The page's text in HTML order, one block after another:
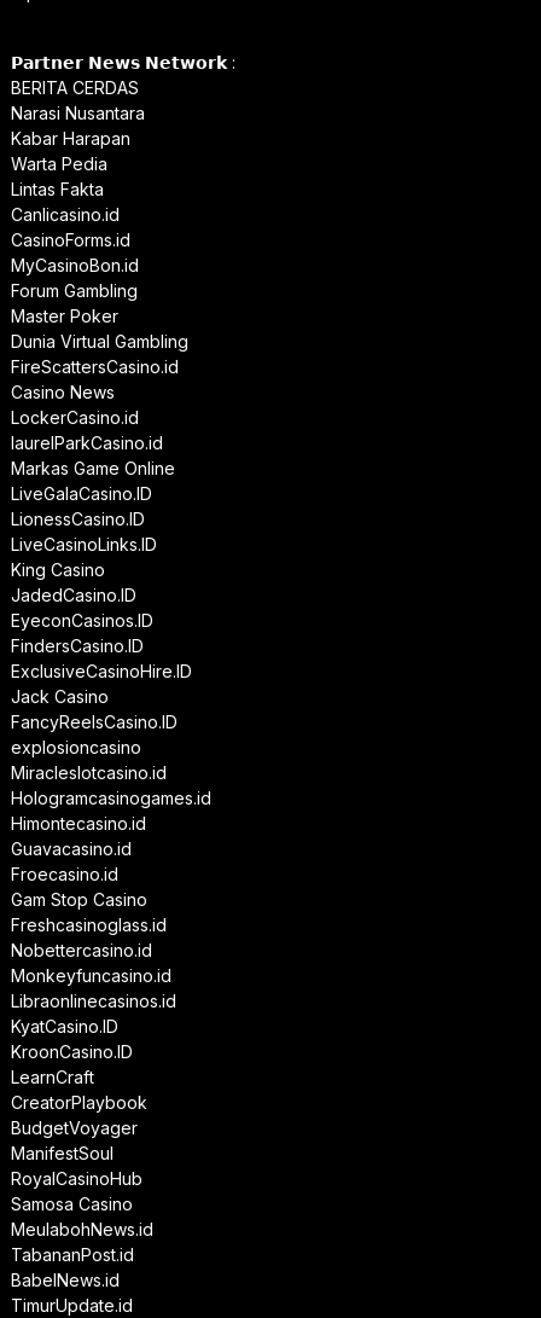
𝗣𝗮𝗿𝘁𝗻𝗲𝗿 𝗡𝗲𝘄𝘀 𝗡𝗲𝘁𝘄𝗼𝗿𝗸 :
BERITA CERDAS
Narasi Nusantara
Kabar Harapan
Warta Pedia
Lintas Fakta
Canlicasino.id
CasinoForms.id
MyCasinoBon.id
Forum Gambling
Master Poker
Dunia Virtual Gambling
FireScattersCasino.id
Casino News
LockerCasino.id
laurelParkCasino.id
Markas Game Online
LiveGalaCasino.ID
LionessCasino.ID
LiveCasinoLinks.ID
King Casino
JadedCasino.ID
EyeconCasinos.ID
FindersCasino.ID
ExclusiveCasinoHire.ID
Jack Casino
FancyReelsCasino.ID
explosioncasino
Miracleslotcasino.id
Hologramcasinogames.id
Himontecasino.id
Guavacasino.id
Froecasino.id
Gam Stop Casino
Freshcasinoglass.id
Nobettercasino.id
Monkeyfuncasino.id
Libraonlinecasinos.id
KyatCasino.ID
KroonCasino.ID
LearnCraft
CreatorPlaybook
BudgetVoyager
ManifestSoul
RoyalCasinoHub
Samosa Casino
MeulabohNews.id
TabananPost.id
BabelNews.id
TimurUpdate.id